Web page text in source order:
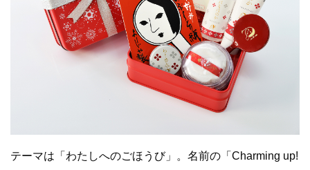
テーマは「わたしへのごほうび」。名前の「Charming up!